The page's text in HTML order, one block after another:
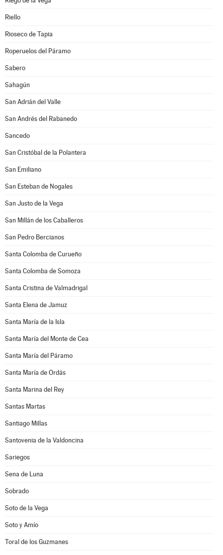
Riello
Rioseco de Tapia
Roperuelos del Páramo
Sabero
Sahagún
San Adrián del Valle
San Andrés del Rabanedo
Sancedo
San Cristóbal de la Polantera
San Emiliano
San Esteban de Nogales
San Justo de la Vega
San Millán de los Caballeros
San Pedro Bercianos
Santa Colomba de Curueño
Santa Colomba de Somoza
Santa Cristina de Valmadrigal
Santa Elena de Jamuz
Santa María de la Isla
Santa María del Monte de Cea
Santa María del Páramo
Santa María de Ordás
Santa Marina del Rey
Santas Martas
Santiago Millas
Santovenia de la Valdoncina
Sariegos
Sena de Luna
Sobrado
Soto de la Vega
Soto y Amío
Toral de los Guzmanes